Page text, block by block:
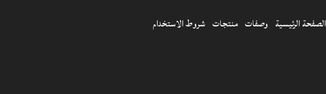
الصفحة الرئيسية وصفات منتجات شروط الاستخدام